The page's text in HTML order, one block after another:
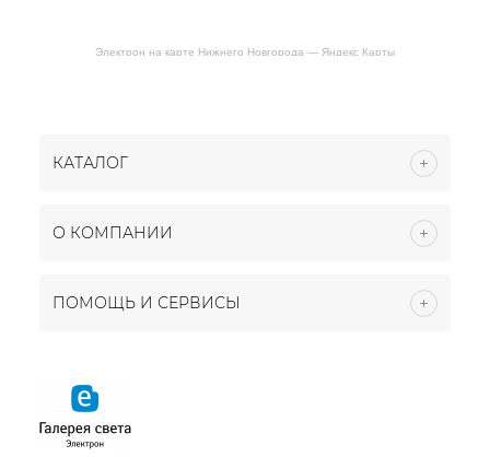
Электрон на карте Нижнего Новгорода — Яндекс Карты
КАТАЛОГ
О КОМПАНИИ
ПОМОЩЬ И СЕРВИСЫ